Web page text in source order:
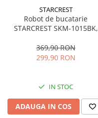
STARCREST
Robot de bucatarie
STARCREST SKM-1015BK,
Accesorii, 10 Viteze + Pulse,
Negru
369,90 RON
299,90 RON
IN STOC
ADAUGA IN COS